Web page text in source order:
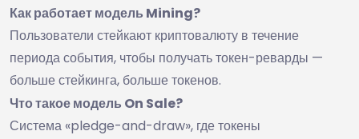
Как работает модель Mining?
Пользователи стейкают криптовалюту в течение
периода события, чтобы получать токен-реварды —
больше стейкинга, больше токенов.
Что такое модель On Sale?
Система «pledge-and-draw», где токены